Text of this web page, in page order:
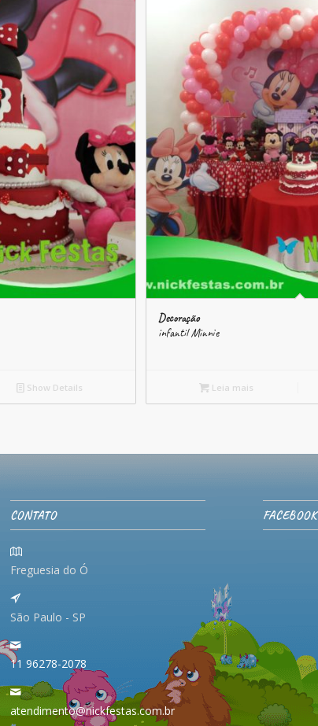
Show Details
Decoração
infantil Minnie
Leia mais
CONTATO
Freguesia do Ó
São Paulo - SP
11 96278-2078
atendimento@nickfestas.com.br
FACEBOOK